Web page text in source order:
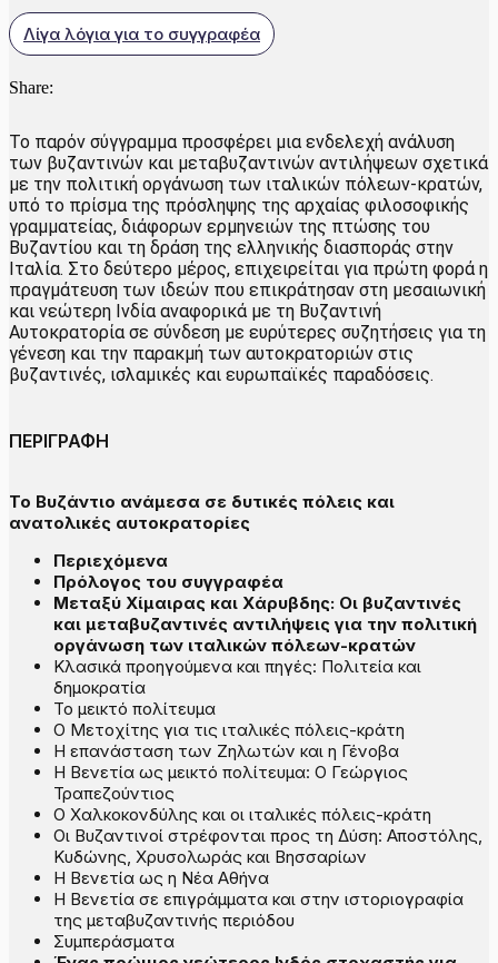
Λίγα λόγια για το συγγραφέα
Share:
Το παρόν σύγγραμμα προσφέρει μια ενδελεχή ανάλυση
των βυζαντινών και μεταβυζαντινών αντιλήψεων σχετικά
με την πολιτική οργάνωση των ιταλικών πόλεων-κρατών,
υπό το πρίσμα της πρόσληψης της αρχαίας φιλοσοφικής
γραμματείας, διάφορων ερμηνειών της πτώσης του
Βυζαντίου και τη δράση της ελληνικής διασποράς στην
Ιταλία. Στο δεύτερο μέρος, επιχειρείται για πρώτη φορά η
πραγμάτευση των ιδεών που επικράτησαν στη μεσαιωνική
και νεώτερη Ινδία αναφορικά με τη Βυζαντινή
Αυτοκρατορία σε σύνδεση με ευρύτερες συζητήσεις για τη
γένεση και την παρακμή των αυτοκρατοριών στις
βυζαντινές, ισλαμικές και ευρωπαϊκές παραδόσεις.
ΠΕΡΙΓΡΑΦΗ
Το Βυζάντιο ανάμεσα σε δυτικές πόλεις και
ανατολικές αυτοκρατορίες
Περιεχόμενα
Πρόλογος του συγγραφέα
Μεταξύ Χίμαιρας και Χάρυβδης: Οι βυζαντινές
και μεταβυζαντινές αντιλήψεις για την πολιτική
οργάνωση των ιταλικών πόλεων-κρατών
Κλασικά προηγούμενα και πηγές: Πολιτεία και
δημοκρατία
Το μεικτό πολίτευμα
Ο Μετοχίτης για τις ιταλικές πόλεις-κράτη
Η επανάσταση των Ζηλωτών και η Γένοβα
Η Βενετία ως μεικτό πολίτευμα: Ο Γεώργιος
Τραπεζούντιος
Ο Χαλκοκονδύλης και οι ιταλικές πόλεις-κράτη
Οι Βυζαντινοί στρέφονται προς τη Δύση: Αποστόλης,
Κυδώνης, Χρυσολωράς και Βησσαρίων
Η Βενετία ως η Νέα Αθήνα
Η Βενετία σε επιγράμματα και στην ιστοριογραφία
της μεταβυζαντινής περιόδου
Συμπεράσματα